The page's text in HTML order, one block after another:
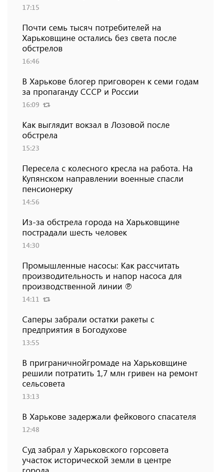
17:15
Почти семь тысяч потребителей на
Харьковщине остались без света после
обстрелов
16:46
В Харькове блогер приговорен к семи годам
за пропаганду СССР и России
16:09
Как выглядит вокзал в Лозовой после
обстрела
15:23
Пересела с колесного кресла на работа. На
Купянском направлении военные спасли
пенсионерку
14:56
Из-за обстрела города на Харьковщине
пострадали шесть человек
14:30
Промышленные насосы: Как рассчитать
производительность и напор насоса для
производственной линии ℗
14:11
Саперы забрали остатки ракеты с
предприятия в Богодухове
13:55
В приграничнойгромаде на Харьковщине
решили потратить 1,7 млн ​​гривен на ремонт
сельсовета
13:13
В Харькове задержали фейкового спасателя
12:48
Суд забрал у Харьковского горсовета
участок исторической земли в центре
города